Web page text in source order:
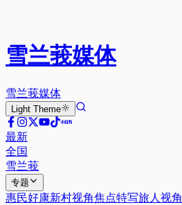
雪兰莪媒体
雪兰莪媒体
Light Theme
最新
全国
雪兰莪
专题
惠民好康新村视角焦点特写旅人视角